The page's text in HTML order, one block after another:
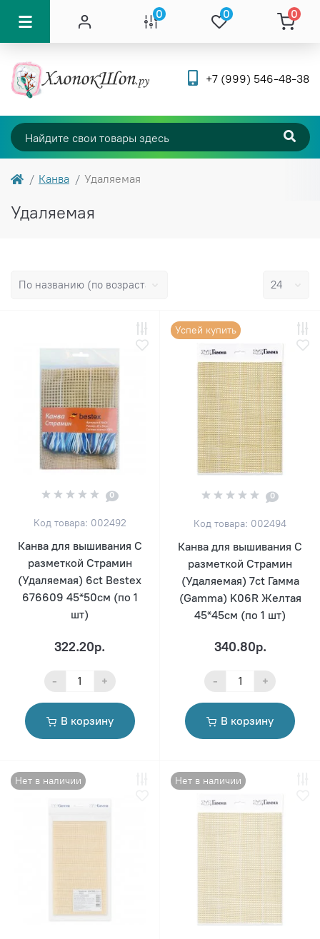
0 0 0
+7 (999) 546-48-38
Канва Удаляемая
Удаляемая
0
Код товара: 002492
Канва для вышивания С
разметкой Страмин
(Удаляемая) 6ct Bestex
676609 45*50см (по 1
шт)
322.20р.
- +
В корзину
Успей купить
0
Код товара: 002494
Канва для вышивания С
разметкой Страмин
(Удаляемая) 7ct Гамма
(Gamma) K06R Желтая
45*45см (по 1 шт)
340.80р.
- +
В корзину
Нет в наличии Нет в наличии